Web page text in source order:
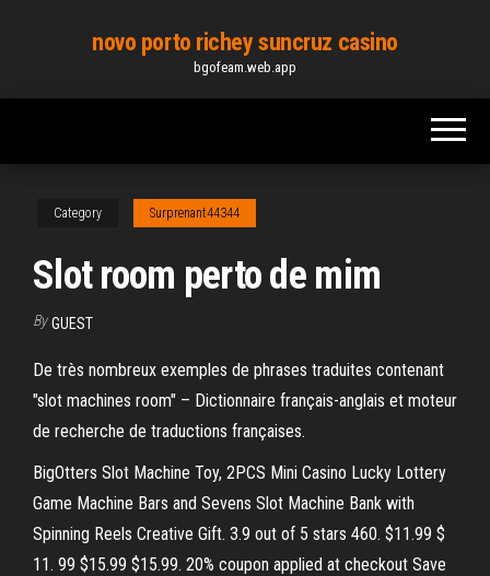
content
novo porto richey suncruz casino
bgofeam.web.app
Category Surprenant44344
Slot room perto de mim
By GUEST
De très nombreux exemples de phrases traduites contenant
"slot machines room" – Dictionnaire français-anglais et moteur
de recherche de traductions françaises.
BigOtters Slot Machine Toy, 2PCS Mini Casino Lucky Lottery
Game Machine Bars and Sevens Slot Machine Bank with
Spinning Reels Creative Gift. 3.9 out of 5 stars 460. $11.99 $
11. 99 $15.99 $15.99. 20% coupon applied at checkout Save